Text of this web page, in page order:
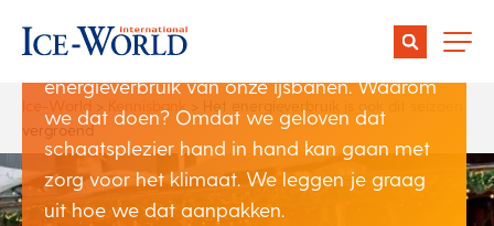
Ice-World > Kennisbank
Het energieverbruik is ook dit seizoen
vergroend
Al sinds 2012 vergroenen wij elk jaar het
energieverbruik van onze ijsbanen. Waarom
we dat doen? Omdat we geloven dat
schaatsplezier hand in hand kan gaan met
zorg voor het klimaat. We leggen je graag
uit hoe we dat aanpakken.